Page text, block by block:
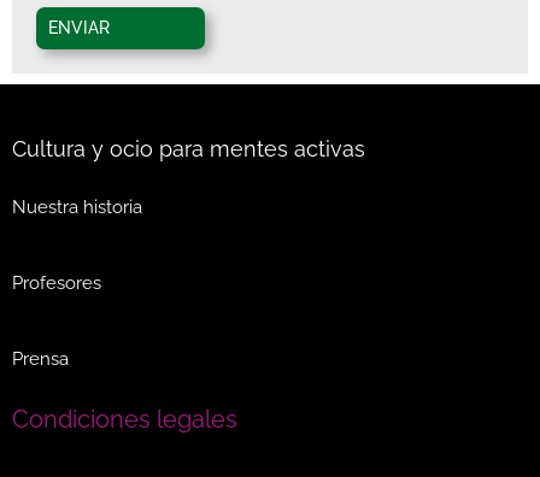
ENVIAR
Cultura y ocio para mentes activas
Nuestra historia
Profesores
Prensa
Condiciones legales